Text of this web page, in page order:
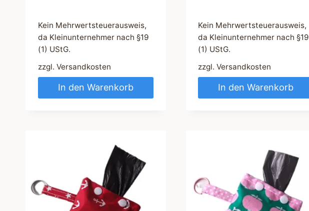
Kein Mehrwertsteuerausweis,
da Kleinunternehmer nach §19
(1) UStG.
zzgl. Versandkosten
In den Warenkorb
Kein Mehrwertsteuerausweis,
da Kleinunternehmer nach §19
(1) UStG.
zzgl. Versandkosten
In den Warenkorb